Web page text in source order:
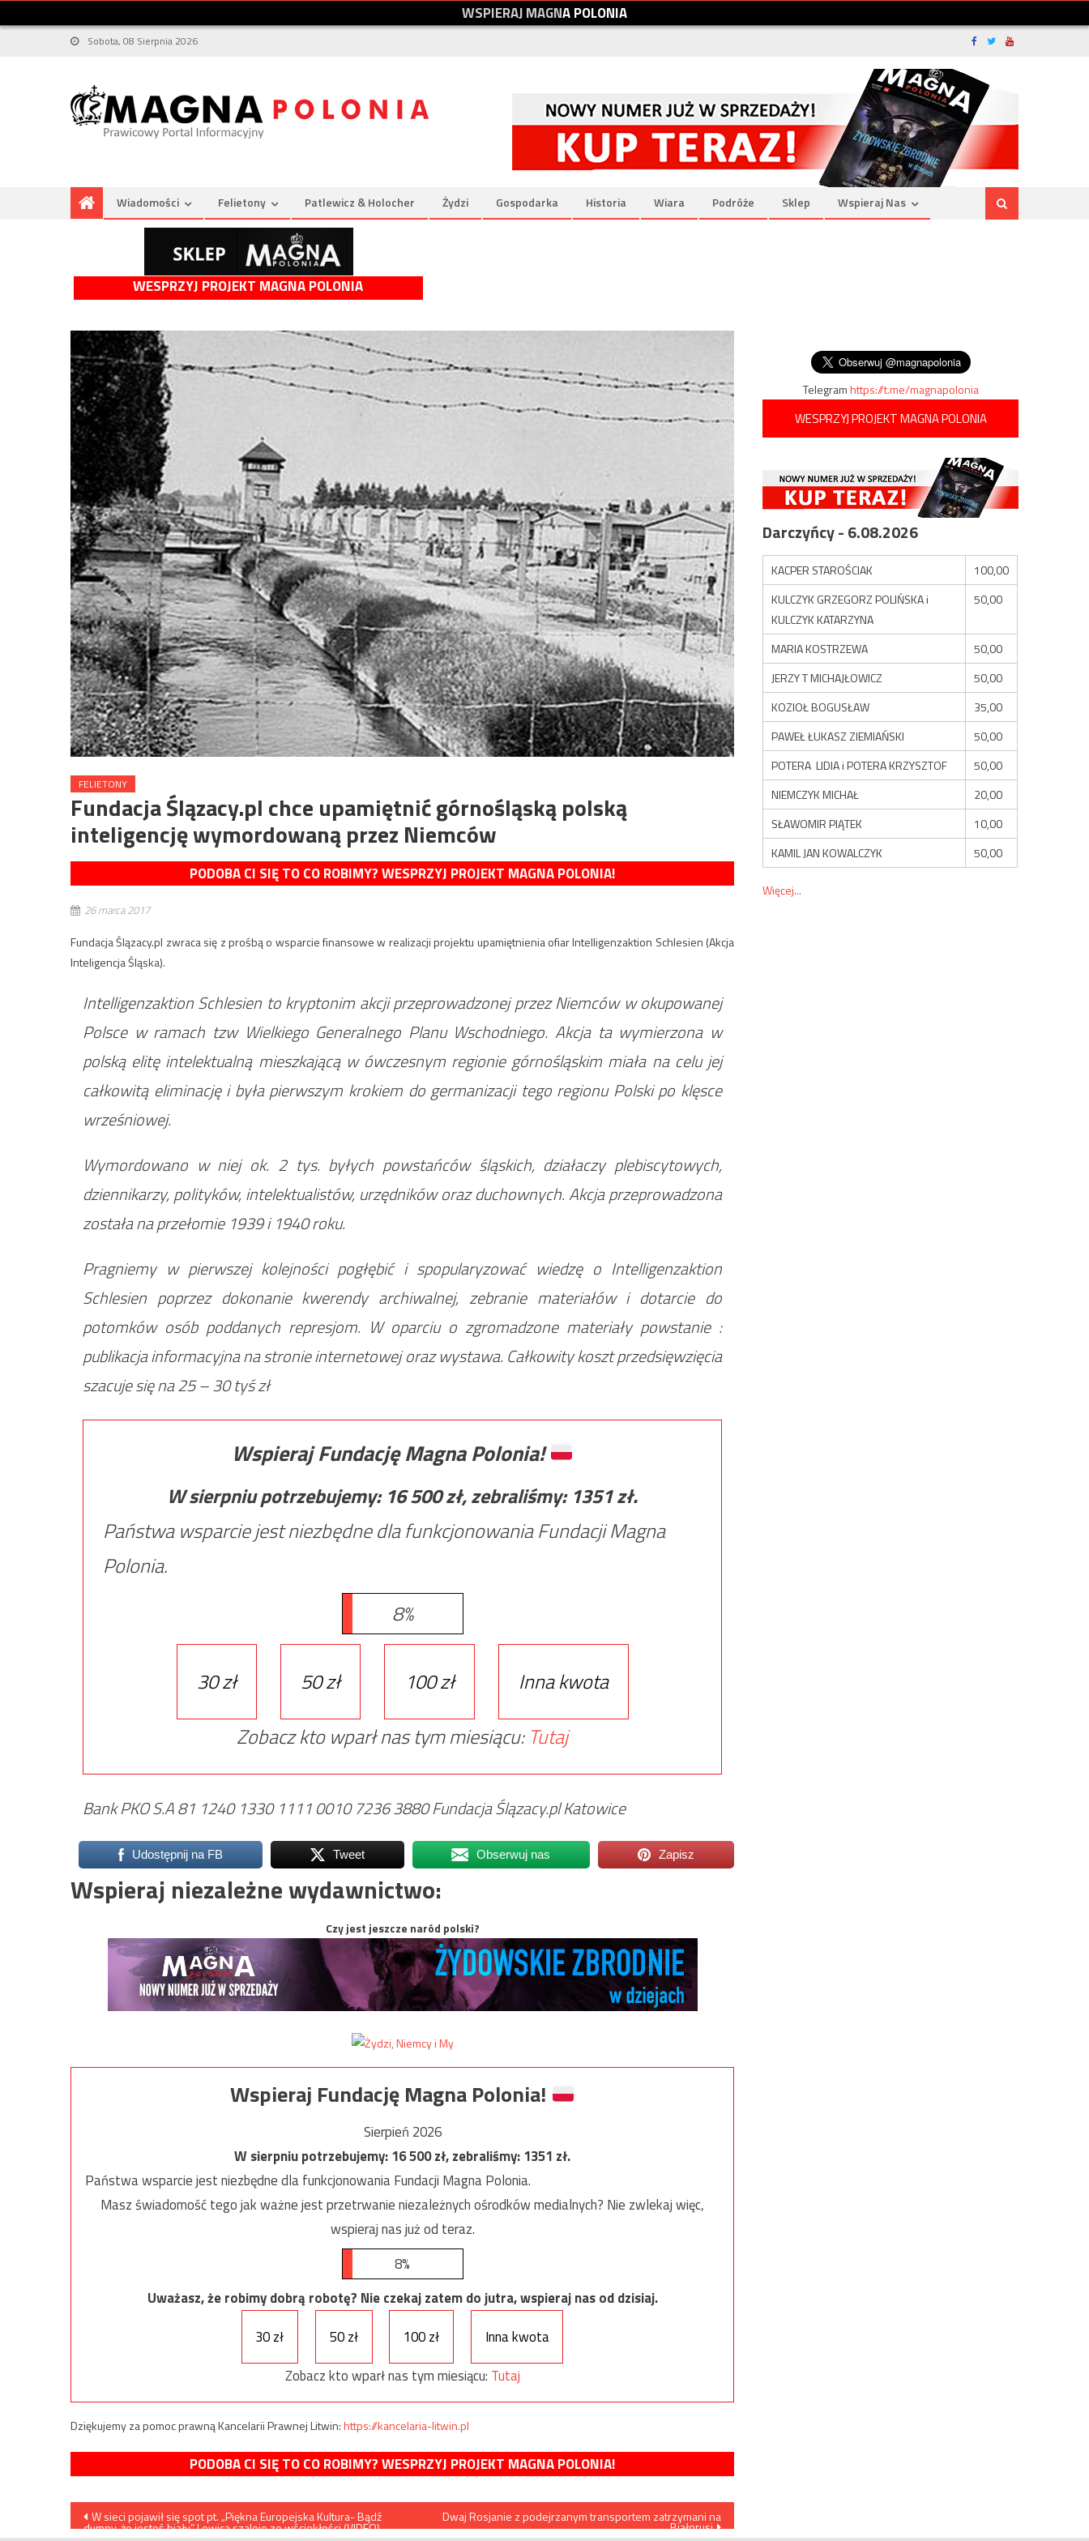
WSPIERAJMAGNAPOLONIA
Sobota, 08 Sierpnia 2026
Wiadomości Felietony Patlewicz & Holocher Żydzi Gospodarka Historia Wiara Podróże Sklep Wspieraj Nas
WESPRZYJ PROJEKT MAGNA POLONIA
FELIETONY
Fundacja Ślązacy.pl chce upamiętnić górnośląską polską
inteligencję wymordowaną przez Niemców
PODOBA CI SIĘ TO CO ROBIMY? WESPRZYJ PROJEKT MAGNA POLONIA!
26 marca 2017
Fundacja Ślązacy.pl zwraca się z prośbą o wsparcie finansowe w realizacji projektu upamiętnienia ofiar Intelligenzaktion Schlesien (Akcja
Inteligencja Śląska).
Intelligenzaktion Schlesien to kryptonim akcji przeprowadzonej przez Niemców w okupowanej
Polsce w ramach tzw Wielkiego Generalnego Planu Wschodniego. Akcja ta wymierzona w
polską elitę intelektualną mieszkającą w ówczesnym regionie górnośląskim miała na celu jej
całkowitą eliminację i była pierwszym krokiem do germanizacji tego regionu Polski po klęsce
wrześniowej.
Wymordowano w niej ok. 2 tys. byłych powstańców śląskich, działaczy plebiscytowych,
dziennikarzy, polityków, intelektualistów, urzędników oraz duchownych. Akcja przeprowadzona
została na przełomie 1939 i 1940 roku.
Pragniemy w pierwszej kolejności pogłębić i spopularyzować wiedzę o Intelligenzaktion
Schlesien poprzez dokonanie kwerendy archiwalnej, zebranie materiałów i dotarcie do
potomków osób poddanych represjom. W oparciu o zgromadzone materiały powstanie :
publikacja informacyjna na stronie internetowej oraz wystawa. Całkowity koszt przedsięwzięcia
szacuje się na 25 – 30 tyś zł
Wspieraj Fundację Magna Polonia!
W sierpniu potrzebujemy: 16 500zł, zebraliśmy: 1351zł.
Państwa wsparcie jest niezbędne dla funkcjonowania Fundacji Magna
Polonia.
8%
30 zł 50 zł 100 zł
Inna kwota
Zobacz kto wparł nas tym miesiącu: Tutaj
Bank PKO S.A 81 1240 1330 1111 0010 7236 3880 Fundacja Ślązacy.pl Katowice
Udostępnij na FB Tweet Obserwuj nas Zapisz
Wspieraj niezależne wydawnictwo:
Czy jest jeszcze naród polski?
Wspieraj Fundację Magna Polonia!
Sierpień 2026
W sierpniu potrzebujemy:16 500zł, zebraliśmy:1351 zł.
Państwa wsparcie jest niezbędne dla funkcjonowania Fundacji Magna Polonia.
Masz świadomość tego jak ważne jest przetrwanie niezależnych ośrodków medialnych? Nie zwlekaj więc,
wspieraj nas już od teraz.
8%
Uważasz, że robimy dobrą robotę? Nie czekaj zatem do jutra, wspieraj nas od dzisiaj.
30 zł
50 zł 100 zł
Inna kwota
Zobacz kto wparł nas tym miesiącu: Tutaj
Dziękujemy za pomoc prawną Kancelarii Prawnej Litwin:https://kancelaria-litwin.pl
PODOBA CI SIĘ TO CO ROBIMY? WESPRZYJ PROJEKT MAGNA POLONIA!
Nawigacja
W sieci pojawił się spot pt. „Piękna Europejska Kultura- Bądź
dumny, że jesteś biały” Lewica szaleje ze wściekłości (VIDEO)
Dwaj Rosjanie z podejrzanym transportem zatrzymani na
Białorusi
Telegramhttps://t.me/magnapolonia
WESPRZYJ PROJEKT MAGNA POLONIA
Darczyńcy - 6.08.2026
KACPER STAROŚCIAK
100,00
KULCZYK GRZEGORZ POLIŃSKA i
KULCZYK KATARZYNA
50,00
MARIA KOSTRZEWA
50,00
JERZY T MICHAJŁOWICZ
50,00
KOZIOŁ BOGUSŁAW
35,00
PAWEŁ ŁUKASZ ZIEMIAŃSKI
50,00
POTERA LIDIA i POTERA KRZYSZTOF
50,00
NIEMCZYK MICHAŁ
20,00
SŁAWOMIR PIĄTEK
10,00
KAMIL JAN KOWALCZYK
50,00
Więcej...